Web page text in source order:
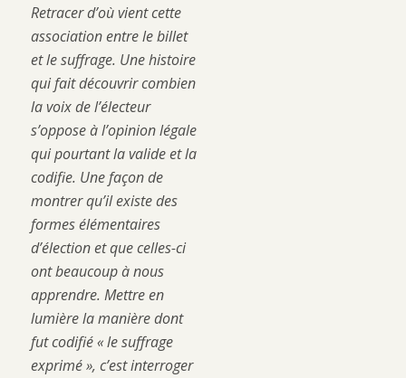
Retracer d’où vient cette
association entre le billet
et le suffrage. Une histoire
qui fait découvrir combien
la voix de l’électeur
s’oppose à l’opinion légale
qui pourtant la valide et la
codifie. Une façon de
montrer qu’il existe des
formes élémentaires
d’élection et que celles-ci
ont beaucoup à nous
apprendre. Mettre en
lumière la manière dont
fut codifié « le suffrage
exprimé », c’est interroger